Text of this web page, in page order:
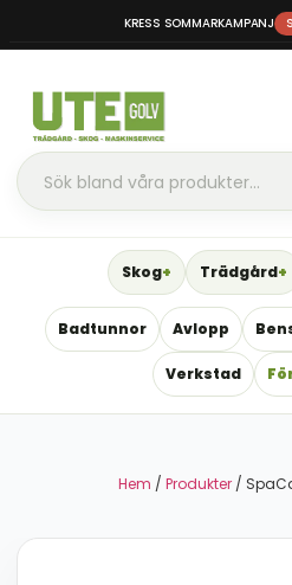
KRESS SOMMARKAMPANJ
Skog Trädgård
Badtunnor Avlopp
Verkstad
Hem / Produkter /